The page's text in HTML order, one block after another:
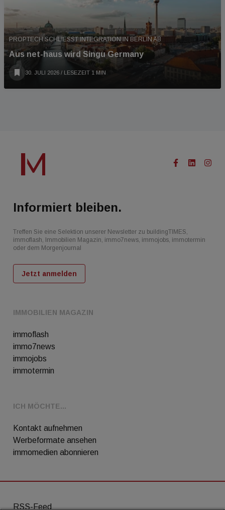
PROPTECH SCHLIESST INTEGRATION IN BERLIN AB
Aus net-haus wird Singu Germany
30. JULI 2026 / LESEZEIT 1 MIN
IMMOBILIEN MAGAZIN
immoflash
immo7news
immojobs
immotermin
ICH MÖCHTE...
Kontakt aufnehmen
Werbeformate ansehen
immomedien abonnieren
Informiert bleiben.
Treffen Sie eine Selektion unserer Newsletter zu buildingTIMES,
immoflash, Immobilien Magazin, immo7news, immojobs, immotermin
oder dem Morgenjournal
Jetzt anmelden
RSS-Feed